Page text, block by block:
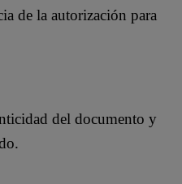
de la autorización para
del documento y